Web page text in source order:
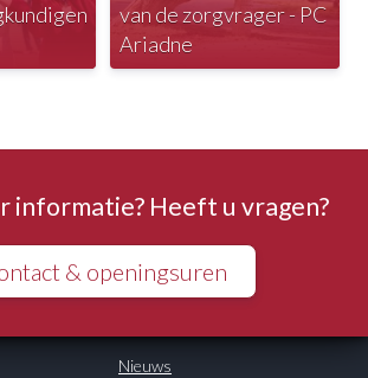
van de zorgvrager - PC
Ariadne
informatie? Heeft u vragen?
& openingsuren
Nieuws